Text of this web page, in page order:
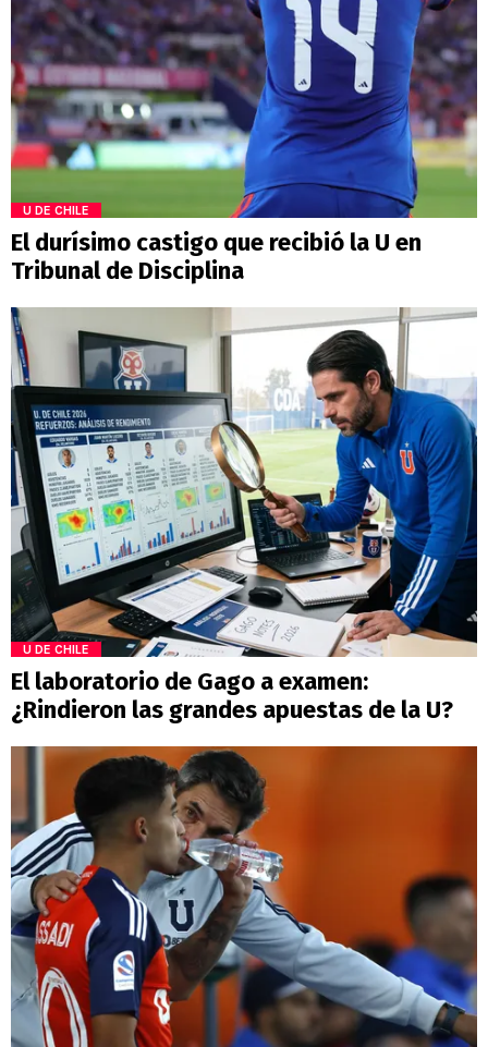
U DE CHILE
El durísimo castigo que recibió la U en
Tribunal de Disciplina
U DE CHILE
El laboratorio de Gago a examen:
¿Rindieron las grandes apuestas de la U?